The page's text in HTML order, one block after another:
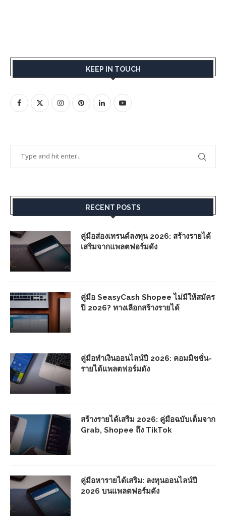
KEEP IN TOUCH
RECENT POSTS
คู่มือส่องเทรนด์ลงทุน 2026: สร้างรายได้
เสริมจากแพลตฟอร์มดัง
คู่มือ SeasyCash Shopee ไม่มีให้สมัคร
ปี 2026? ทางเลือกสร้างรายได้
คู่มือทำเงินออนไลน์ปี 2026: คอมมิชชั่น-
รายได้แพลตฟอร์มดัง
สร้างรายได้เสริม 2026: คู่มือฉบับเต็มจาก
Grab, Shopee ถึง TikTok
คู่มือหารายได้เสริม: ลงทุนออนไลน์ปี
2026 บนแพลตฟอร์มดัง